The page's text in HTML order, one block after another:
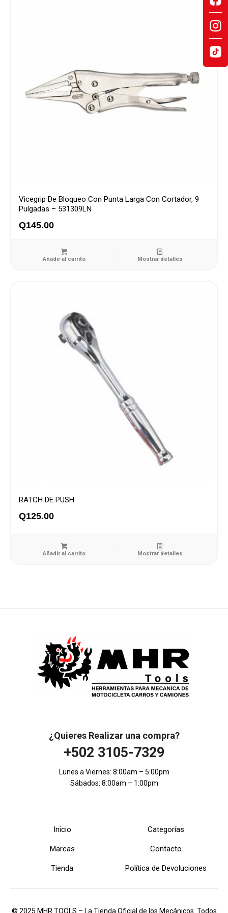
Vicegrip De Bloqueo Con Punta Larga Con Cortador, 9
Pulgadas – 531309LN
Q145.00
Añadir al carrito Mostrar detalles
RATCH DE PUSH
Q125.00
Añadir al carrito Mostrar detalles
¿Quieres Realizar una compra?
+502 3105-7329
Lunes a Viernes: 8:00am – 5:00pm
Sábados: 8:00am – 1:00pm
Inicio Categorías
Marcas Contacto
Tienda Política de Devoluciones
© 2025 MHR TOOLS – La Tienda Oficial de los Mecánicos. Todos